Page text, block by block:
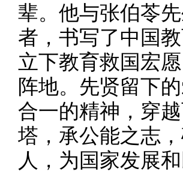
辈。他与张伯苓
者，书写了中国
立下教育救国宏
阵地。先贤留下
合一的精神，穿
塔，承公能之志
人，为国家发展